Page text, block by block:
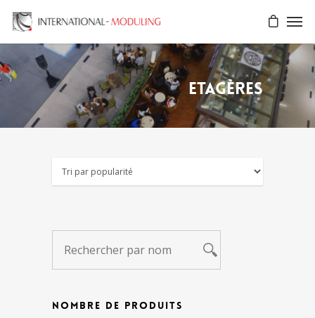
Etagères
NOMBRE DE PRODUITS